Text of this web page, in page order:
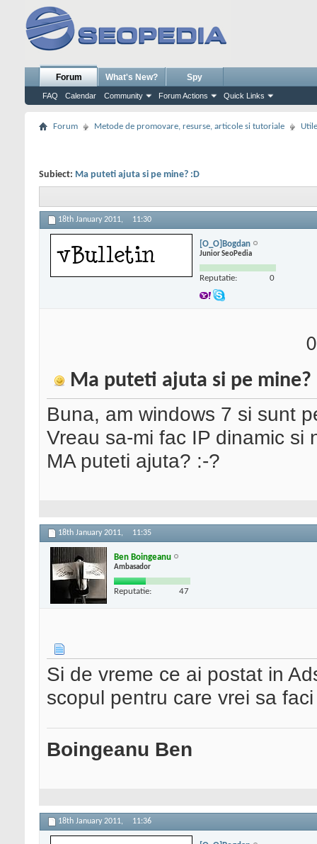
Forum
FAQ Calendar Community Forum Actions Quick Links
What's New? Spy
Forum Metode de promovare, resurse, articole si tutoriale Utile
Subiect: Ma puteti ajuta si pe mine? :D
18th January 2011, 11:30
[O_O]Bogdan
Junior SeoPedia
Reputatie: 0
Ma puteti ajuta si pe mine?
Buna, am windows 7 si sunt
Vreau sa-mi fac IP dinamic si
MA puteti ajuta? :-?
18th January 2011, 11:35
Ben Boingeanu
Ambasador
Reputatie: 47
Si de vreme ce ai postat in
scopul pentru care vrei sa
Boingeanu Ben
18th January 2011, 11:36